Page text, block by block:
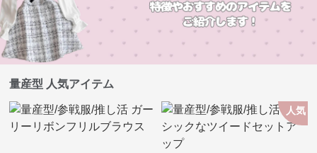
量産型 人気アイテム
人気